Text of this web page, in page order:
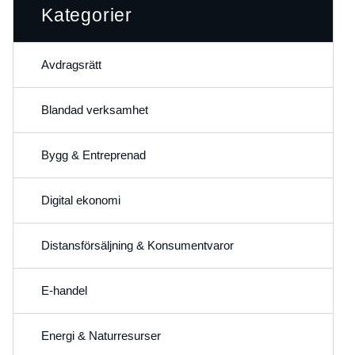
Kategorier
Avdragsrätt
Blandad verksamhet
Bygg & Entreprenad
Digital ekonomi
Distansförsäljning & Konsumentvaror
E-handel
Energi & Naturresurser